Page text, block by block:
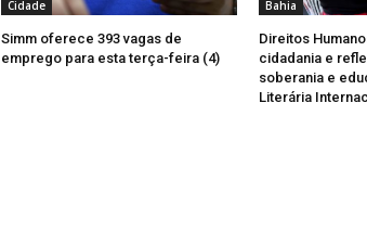
Cidade
Simm oferece 393 vagas de
emprego para esta terça-feira (4)
Bahia
Direitos
cidadania e
soberania e
Literária